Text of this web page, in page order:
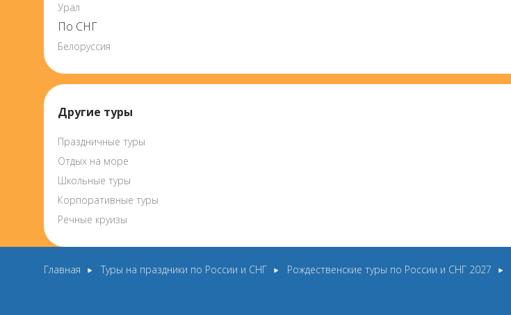
Урал
По СНГ
Белоруссия
Другие туры
Праздничные туры
Отдых на море
Школьные туры
Корпоративные туры
Речные круизы
Главная Туры на праздники по России и СНГ Рождественские туры по России и СНГ 2027